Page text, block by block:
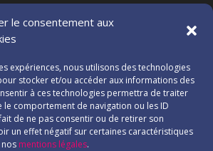
le consentement aux
expériences, nous utilisons des technologies
stocker et/ou accéder aux informations des
à ces technologies permettra de traiter
le comportement de navigation ou les ID
de ne pas consentir ou de retirer son
un effet négatif sur certaines caractéristiques
mentions légales.
au Feldenkrais à Hélixes
de nos partenaires